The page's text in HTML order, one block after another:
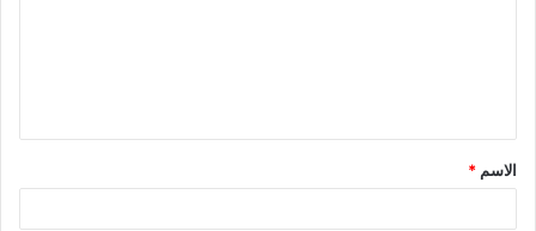
ق
*
الاسم *